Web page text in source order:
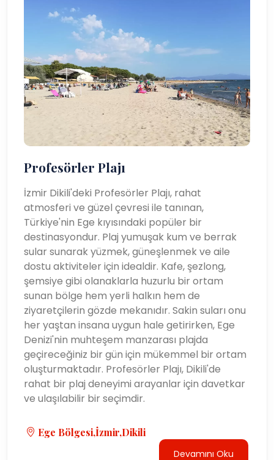
Profesörler Plajı
İzmir Dikili'deki Profesörler Plajı, rahat
atmosferi ve güzel çevresi ile tanınan,
Türkiye'nin Ege kıyısındaki popüler bir
destinasyondur. Plaj yumuşak kum ve berrak
sular sunarak yüzmek, güneşlenmek ve aile
dostu aktiviteler için idealdir. Kafe, şezlong,
şemsiye gibi olanaklarla huzurlu bir ortam
sunan bölge hem yerli halkın hem de
ziyaretçilerin gözde mekanıdır. Sakin suları onu
her yaştan insana uygun hale getirirken, Ege
Denizi'nin muhteşem manzarası plajda
geçireceğiniz bir gün için mükemmel bir ortam
oluşturmaktadır. Profesörler Plajı, Dikili'de
rahat bir plaj deneyimi arayanlar için davetkar
ve ulaşılabilir bir seçimdir.
Ege Bölgesi,İzmir,Dikili
Devamını Oku